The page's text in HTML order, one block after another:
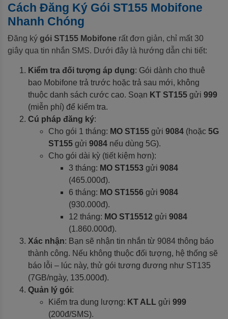
Cách Đăng Ký Gói ST155 Mobifone
Nhanh Chóng
Đăng ký gói ST155 Mobifone rất đơn giản, chỉ mất 30
giây qua tin nhắn SMS. Dưới đây là hướng dẫn chi tiết:
Kiểm tra đối tượng áp dụng: Gói dành cho thuê
bao Mobifone trả trước hoặc trả sau mới, không
thuộc danh sách cước cao. Soạn KT ST155 gửi 999
(miễn phí) để kiểm tra.
Cú pháp đăng ký:
Cho gói 1 tháng: MO ST155 gửi 9084 (hoặc 5G
ST155 gửi 9084 nếu dùng 5G).
Cho gói dài kỳ (tiết kiệm hơn):
3 tháng: MO ST1553 gửi 9084
(465.000đ).
6 tháng: MO ST1556 gửi 9084
(930.000đ).
12 tháng: MO ST15512 gửi 9084
(1.860.000đ).
Xác nhận: Bạn sẽ nhận tin nhắn từ 9084 thông báo
thành công. Nếu không thuộc đối tượng, hệ thống sẽ
báo lỗi – lúc này, thử gói tương đương như ST135
(7GB/ngày, 135.000đ).
Quản lý gói:
Kiểm tra dung lượng: KT ALL gửi 999
(200đ/SMS).